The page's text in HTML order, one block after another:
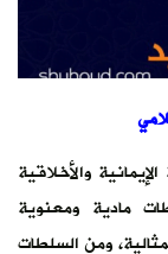
والأخلاقية
مادية ومعنوية
ومن السلطات